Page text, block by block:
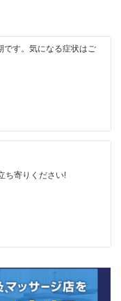
です。気になる症状はご
ち寄りください!